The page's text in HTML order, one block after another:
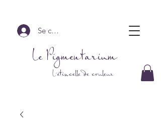
Se connecter
Le Pigmentarium
L'étincelle de couleur